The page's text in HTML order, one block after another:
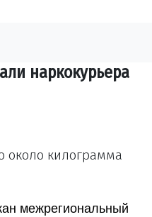
наркокурьера
около килограмма
межрегиональный